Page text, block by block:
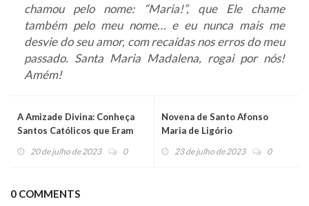
chamou pelo nome: “Maria!”, que Ele chame
também pelo meu nome… e eu nunca mais me
desvie do seu amor, com recaídas nos erros do meu
passado. Santa Maria Madalena, rogai por nós!
Amém!
A Amizade Divina: Conheça
Santos Católicos que Eram
20 de julho de 2023 0
Novena de Santo Afonso
Maria de Ligório
23 de julho de 2023 0
0 COMMENTS